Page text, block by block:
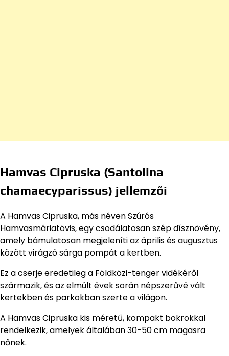
Hamvas Cipruska (Santolina
chamaecyparissus) jellemzői
A Hamvas Cipruska, más néven Szúrós
Hamvasmáriatövis, egy csodálatosan szép dísznövény,
amely bámulatosan megjeleníti az április és augusztus
között virágzó sárga pompát a kertben.
Ez a cserje eredetileg a Földközi-tenger vidékéről
származik, és az elmúlt évek során népszerűvé vált
kertekben és parkokban szerte a világon.
A Hamvas Cipruska kis méretű, kompakt bokrokkal
rendelkezik, amelyek általában 30-50 cm magasra
nőnek.